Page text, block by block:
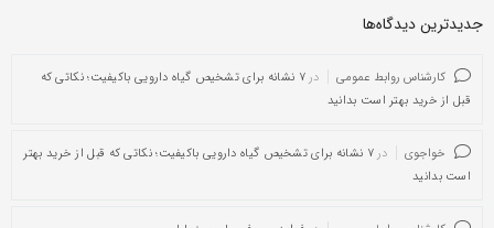
جدیدترین دیدگاه‌‌ها
کارشناس روابط عمومی در
۷ نشانه برای تشخیص گیاه دارویی باکیفیت؛ نکاتی که
قبل از خرید بهتر است بدانید
خواجوی در
۷ نشانه برای تشخیص گیاه دارویی باکیفیت؛ نکاتی که قبل از خرید بهتر
است بدانید